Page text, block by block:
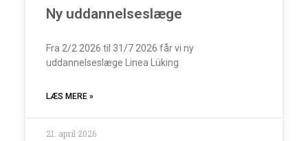
Ny uddannelseslæge
Fra 2/2 2026 til 31/7 2026 får vi ny
uddannelseslæge Linea Lüking
LÆS MERE »
21. april 2026